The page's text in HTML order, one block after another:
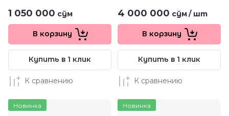
1 050 000 сўм
В корзину
Купить в 1 клик
К сравнению
4 000 000 сўм/шт
В корзину
Купить в 1 клик
К сравнению
Новинка Новинка